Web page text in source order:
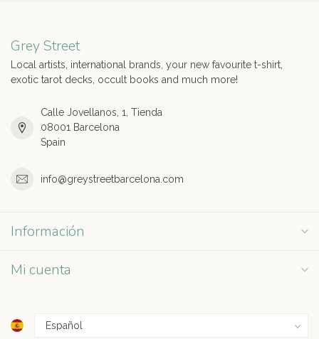
Grey Street
Local artists, international brands, your new favourite t-shirt,
exotic tarot decks, occult books and much more!
Calle Jovellanos, 1, Tienda
08001 Barcelona
Spain
info@greystreetbarcelona.com
Información
Mi cuenta